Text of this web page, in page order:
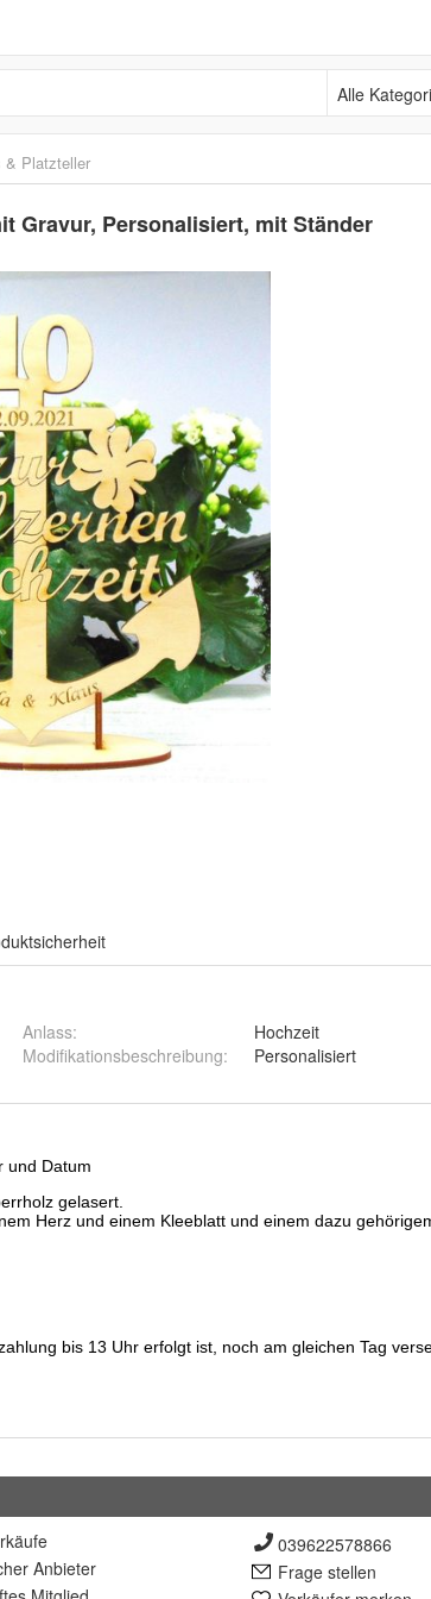
Alle Kategorien
& Platzteller
Gravur, Personalisiert, mit Ständer
Anlass:
Hochzeit
Modifikationsbeschreibung: Personalisiert
er Anbieter
039622578866
Frage stellen